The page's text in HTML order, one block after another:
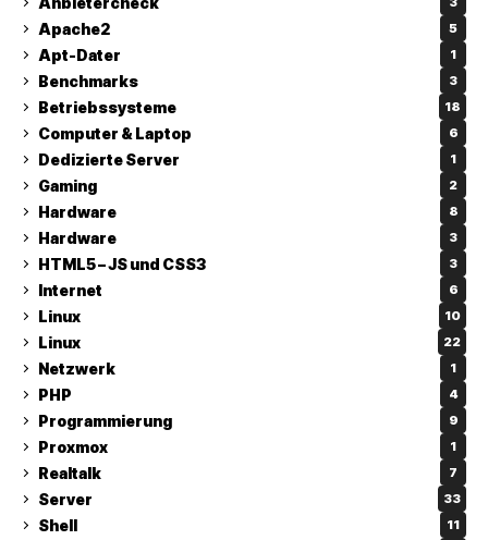
Apache2 5
Apt-Dater 1
Benchmarks 3
Betriebssysteme 18
Computer & Laptop 6
Dedizierte Server 1
Gaming 2
Hardware 8
Hardware 3
HTML5 – JS und CSS3 3
Internet 6
Linux 10
Linux 22
Netzwerk 1
PHP 4
Programmierung 9
Proxmox 1
Realtalk 7
Server 33
Shell 11